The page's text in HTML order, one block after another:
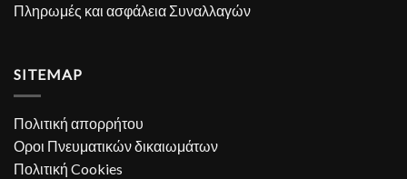
Πληρωμές και ασφάλεια Συναλλαγών
SITEMAP
Πολιτική απορρήτου
Οροι Πνευματικών δικαιωμάτων
Πολιτική Cookies